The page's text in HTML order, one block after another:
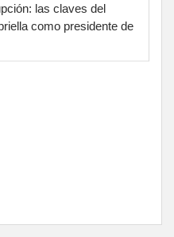
las claves del
como presidente de